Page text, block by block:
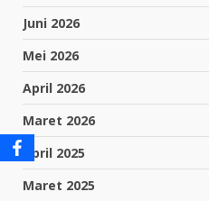
Juni 2026
Mei 2026
April 2026
Maret 2026
April 2025
Maret 2025